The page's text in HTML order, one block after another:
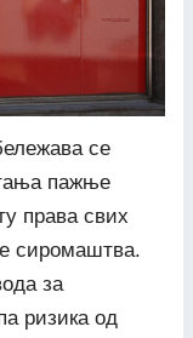
се
пажње
права свих
сиромаштва.
за
ризика од